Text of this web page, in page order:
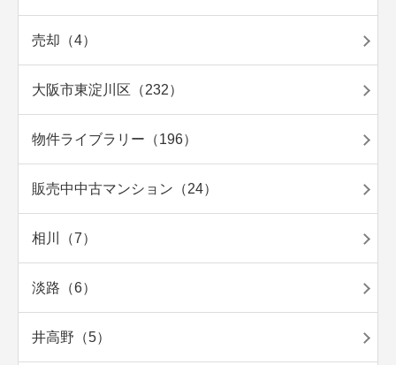
売却（4）
大阪市東淀川区（232）
物件ライブラリー（196）
販売中中古マンション（24）
相川（7）
淡路（6）
井高野（5）